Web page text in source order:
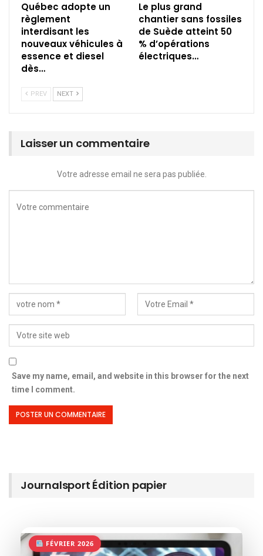
Québec adopte un
règlement
interdisant les
nouveaux véhicules à
essence et diesel
dès…
Le plus grand
chantier sans fossiles
de Suède atteint 50
% d’opérations
électriques…
PREV NEXT
Laisser un commentaire
Votre adresse email ne sera pas publiée.
Save my name, email, and website in this browser for the next
time I comment.
Journalsport Édition papier
FÉVRIER 2026